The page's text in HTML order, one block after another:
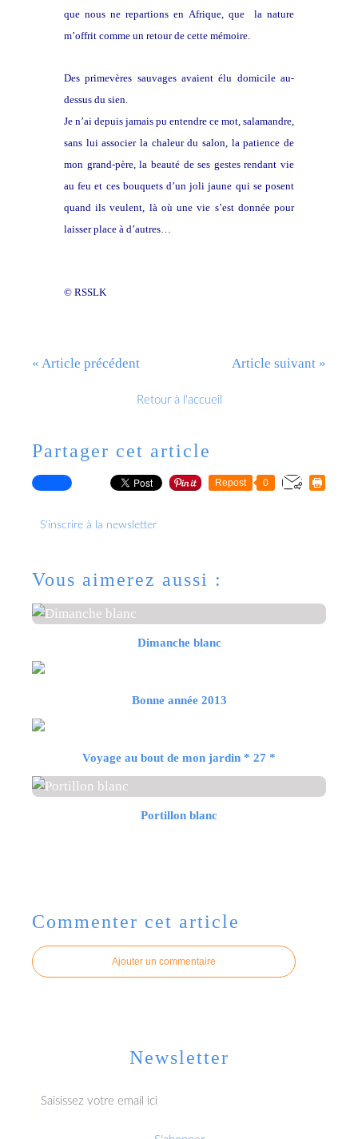
que nous ne repartions en Afrique, que la nature
m’offrit comme un retour de cette mémoire.
Des primevères sauvages avaient élu domicile au-
dessus du sien.
Je n’ai depuis jamais pu entendre ce mot, salamandre,
sans lui associer la chaleur du salon, la patience de
mon grand-père, la beauté de ses gestes rendant vie
au feu et ces bouquets d’un joli jaune qui se posent
quand ils veulent, là où une vie s’est donnée pour
laisser place à d’autres…
© RSSLK
« Article précédent Article suivant »
Retour à l'accueil
Partager cet article
Repost 0
S'inscrire à la newsletter
Vous aimerez aussi :
Dimanche blanc
Bonne année 2013
Voyage au bout de mon jardin * 27 *
Portillon blanc
Commenter cet article
Ajouter un commentaire
Newsletter